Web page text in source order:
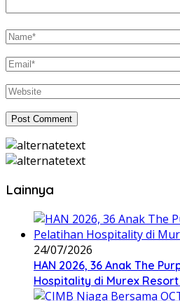
Lainnya
24/07/2026
HAN 2026, 36 Anak The
Hospitality di Murex